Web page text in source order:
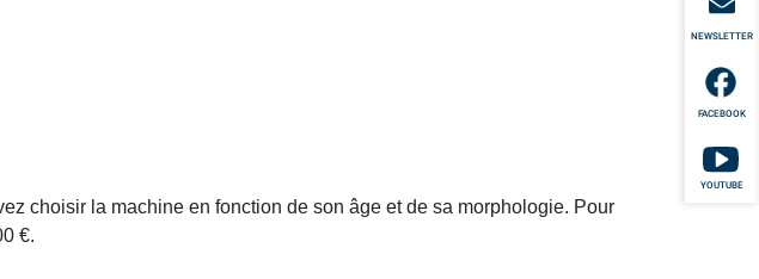
NEWSLETTER
FACEBOOK
YOUTUBE
choisir la machine en fonction de son âge et de sa morphologie. Pour
€.